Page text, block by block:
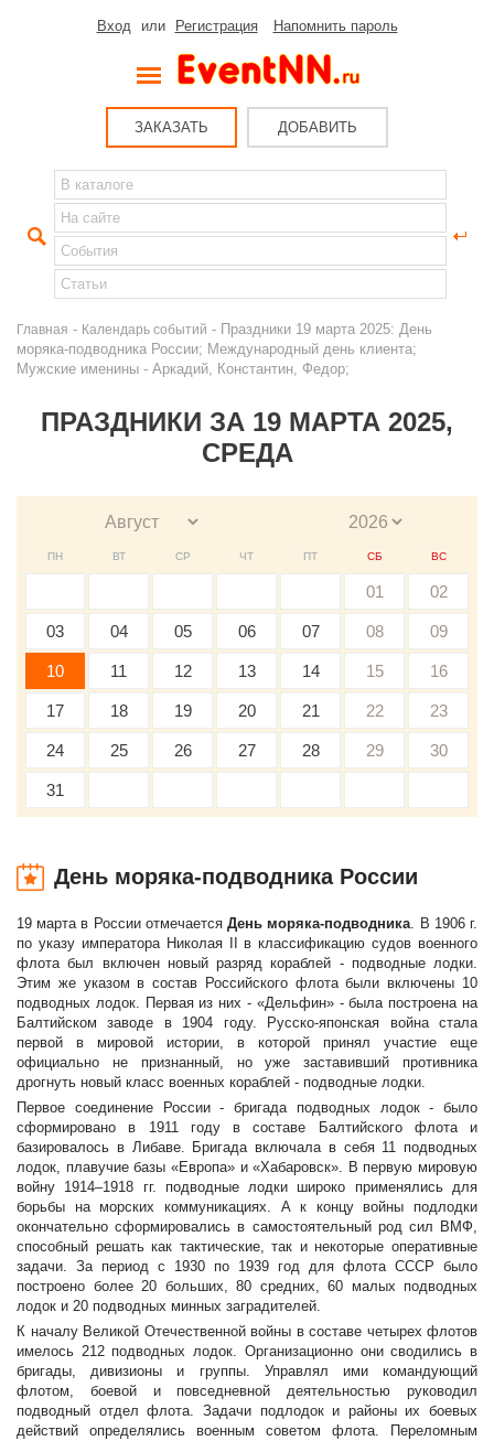
Вход или Регистрация Напомнить пароль
ЗАКАЗАТЬ ДОБАВИТЬ
Главная - Календарь событий - Праздники 19 марта 2025: День
моряка-подводника России; Международный день клиента;
Мужские именины - Аркадий, Константин, Федор;
ПРАЗДНИКИ ЗА 19 МАРТА 2025,
СРЕДА
ПН ВТ СР ЧТ ПТ СБ ВС
01 02
03 04 05 06 07 08 09
10 11 12 13 14 15 16
17 18 19 20 21 22 23
24 25 26 27 28 29 30
31
День моряка-подводника России
19 марта в России отмечаетсяДень моряка-подводника. В 1906 г.
по указу императора Николая II в классификацию судов военного
флота был включен новый разряд кораблей - подводные лодки.
Этим же указом в состав Российского флота были включены 10
подводных лодок. Первая из них - «Дельфин» - была построена на
Балтийском заводе в 1904 году. Русско-японская война стала
первой в мировой истории, в которой принял участие еще
официально не признанный, но уже заставивший противника
дрогнуть новый класс военных кораблей - подводные лодки.
Первое соединение России - бригада подводных лодок - было
сформировано в 1911 году в составе Балтийского флота и
базировалось в Либаве. Бригада включала в себя 11 подводных
лодок, плавучие базы «Европа» и «Хабаровск». В первую мировую
войну 1914–1918 гг. подводные лодки широко применялись для
борьбы на морских коммуникациях. А к концу войны подлодки
окончательно сформировались в самостоятельный род сил ВМФ,
способный решать как тактические, так и некоторые оперативные
задачи. За период с 1930 по 1939 год для флота СССР было
построено более 20 больших, 80 средних, 60 малых подводных
лодок и 20 подводных минных заградителей.
К началу Великой Отечественной войны в составе четырех флотов
имелось 212 подводных лодок. Организационно они сводились в
бригады, дивизионы и группы. Управлял ими командующий
флотом, боевой и повседневной деятельностью руководил
подводный отдел флота. Задачи подлодок и районы их боевых
действий определялись военным советом флота. Переломным